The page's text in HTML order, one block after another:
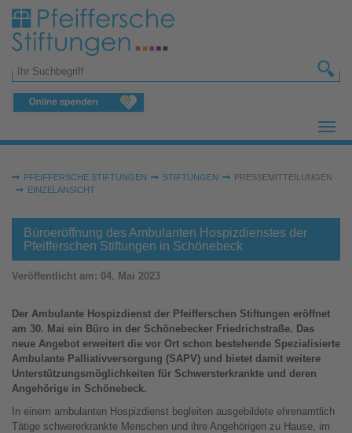
Zum Hauptinhalt springen
Suchformular
Sie sind hier:
PFEIFFERSCHE STIFTUNGEN STIFTUNGEN
PRESSEMITTEILUNGEN
EINZELANSICHT
Büroeröffnung des Ambulanten Hospizdienstes der
Pfeifferschen Stiftungen in Schönebeck
Veröffentlicht am: 04. Mai 2023
Der Ambulante Hospizdienst der Pfeifferschen Stiftungen eröffnet
am 30. Mai ein Büro in der Schönebecker Friedrichstraße. Das
neue Angebot erweitert die vor Ort schon bestehende Spezialisierte
Ambulante Palliativversorgung (SAPV) und bietet damit weitere
Unterstützungsmöglichkeiten für Schwersterkrankte und deren
Angehörige in Schönebeck.
In einem ambulanten Hospizdienst begleiten ausgebildete ehrenamtlich
Tätige schwererkrankte Menschen und ihre Angehörigen zu Hause, im